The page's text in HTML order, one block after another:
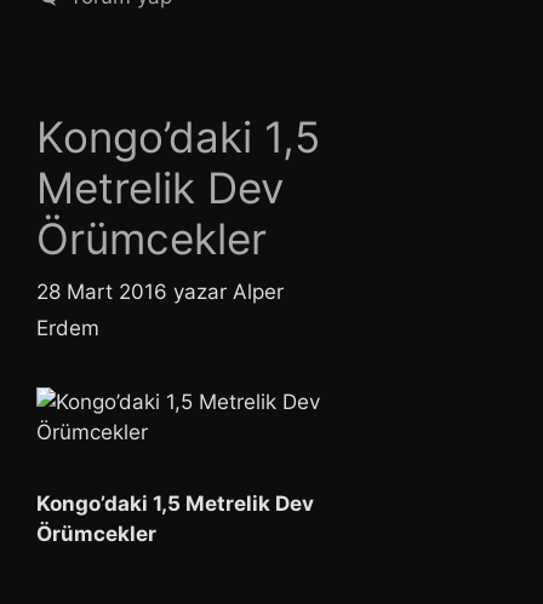
Kongo’daki 1,5
Metrelik Dev
Örümcekler
28 Mart 2016 yazar Alper
Erdem
Kongo’daki 1,5 Metrelik Dev
Örümcekler